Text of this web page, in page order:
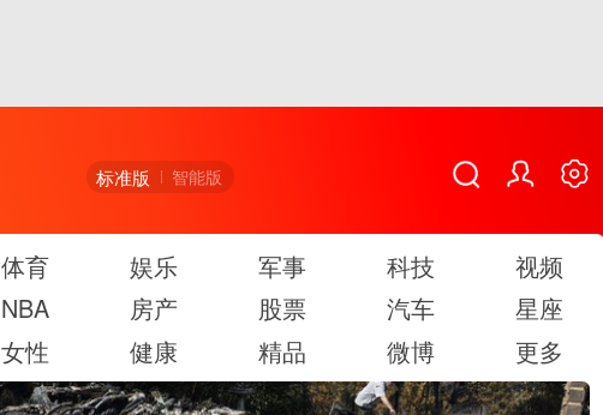
标准版 智能版
体育 娱乐 军事 科技
视频
NBA 房产 股票 汽车
星座
女性 健康 精品 微博 更多